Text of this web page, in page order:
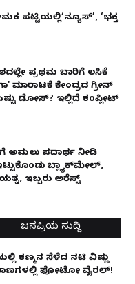
ಪಟ್ಟಿಯಲ್ಲಿ‘ನ್ಯೂಸ್’, ‘ಭಕ್ತ
ಪ್ರಥಮ ಬಾರಿಗೆ ಲಸಿಕೆ
ಮಾರಾಟಕ್ಕೆ ಕೇಂದ್ರದ ಗ್ರೀನ್
ಡೋಸ್? ಇಲ್ಲಿದೆ ಕಂಪ್ಲೀಟ್
ಅಮಲು ಪದಾರ್ಥ ನೀಡಿ
ಬ್ಲ್ಯಾಕ್‌ಮೇಲ್,
ಇಬ್ಬರು ಅರೆಸ್ಟ್
ಜನಪ್ರಿಯ ಸುದ್ದಿ
ಕಣ್ಮನ ಸೆಳೆದ ನಟಿ ವಿಷ್ಣು
ಫೋಟೋ ವೈರಲ್!